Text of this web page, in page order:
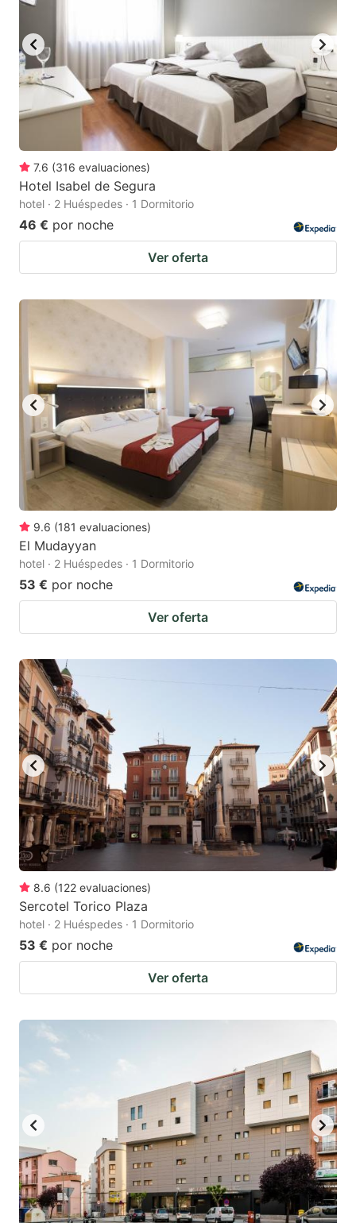
get
the
keyboard
shortcuts
for
changing
dates.
get
the
keyboard
shortcuts
7.6 (316 evaluaciones)
Hotel Isabel de Segura
hotel · 2 Huéspedes · 1 Dormitorio
46 € por noche
Ver oferta
9.6 (181 evaluaciones)
El Mudayyan
hotel · 2 Huéspedes · 1 Dormitorio
53 € por noche
Ver oferta
8.6 (122 evaluaciones)
Sercotel Torico Plaza
hotel · 2 Huéspedes · 1 Dormitorio
53 € por noche
Ver oferta